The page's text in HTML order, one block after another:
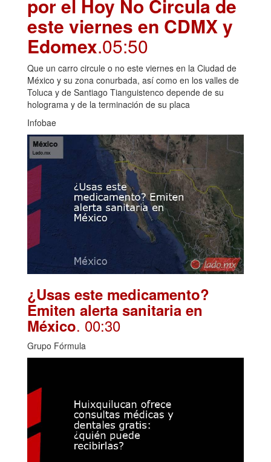
por el Hoy No Circula de
este viernes en CDMX y
Edomex.05:50
Que un carro circule o no este viernes en la Ciudad de
México y su zona conurbada, así como en los valles de
Toluca y de Santiago Tianguistenco depende de su
holograma y de la terminación de su placa
Infobae
¿Usas este medicamento?
Emiten alerta sanitaria en
México. 00:30
Grupo Fórmula